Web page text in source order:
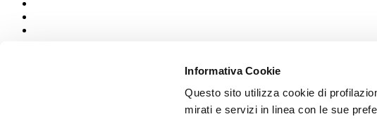
Informativa Cookie
Questo sito utilizza cookie di
mirati e servizi in linea con le sue